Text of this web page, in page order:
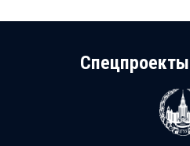
Cпецпроекты